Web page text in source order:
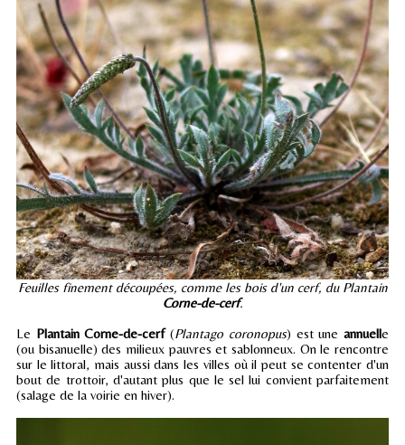
Feuilles finement découpées, comme les bois d'un cerf, du Plantain
Corne-de-cerf.
Le Plantain Corne-de-cerf(Plantago coronopus) est uneannuelle
(ou bisanuelle) des milieux pauvres et sablonneux. On le rencontre
sur le littoral, mais aussi dans les villes où il peut se contenter d'un
bout de trottoir, d'autant plus que le sel lui convient parfaitement
(salage de la voirie en hiver).